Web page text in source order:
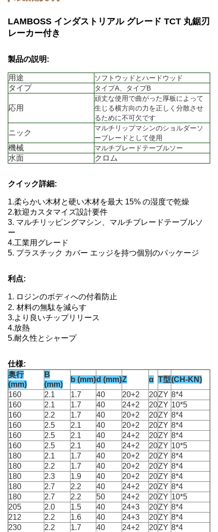
LAMBOSS インダストリアル グレード TCT 丸鋸刃
レーカー付き
製品の説明:
用途 ソフトウッドとハードウッド
タイプ タイプA、タイプB
応用
頑丈な使用で曲がった厚板によって
生じる横方向の力を正しく分散させ
るために不可欠です
ニック
マルチリップマシンのショルダーソ
ーブレードとして使用
機械 マルチブレードテーブルソー
水面 クロム
クイック詳細:
1.柔らかい木材と硬い木材を最大 15% の湿度で乾燥
2.歓迎カスタマイズ設計要件
3. マルチリッピングマシン、マルチブレードテーブルソ
ー
4.工業用グレード
5. プラスチック カバー エッジを持つ個別のパッケージ
利点:
1. ロジンのボディへの付着防止
2. 材料の無駄を減らす
3.より良いチップリリース
4.放熱
5.耐久性とシャープ
仕様:
奥行
(mm)
B
(mm)
b (mm)d (mm)Z α T型(CH-KN)
160
2.1 1.7 40 20+2 20ZY 8*4
160
2.1 1.7 40 24+2 20ZY 10*5
160
2.2 1.7 40 20+2 20ZY 8*4
160
2.5 2.1 40 20+2 20ZY 8*4
160
2.5 2.1 40 24+2 20ZY 8*4
160
2.5 2.1 40 24+2 20ZY 10*5
180
2.1 1.7 40 20+2 20ZY 8*4
180
2.2 1.7 40 20+2 20ZY 8*4
180
2.3 1.9 40 20+2 20ZY 8*4
180
2.7 2.2 40 24+2 20ZY 8*4
180
2.7 2.2 50 24+2 20ZY 10*5
205
2.0 1.5 40 24+3 20ZY 8*4
212
2.2 1.6 40 24+3 20ZY 8*4
230
2.2 1.7 40 24+2 20ZY 8*4